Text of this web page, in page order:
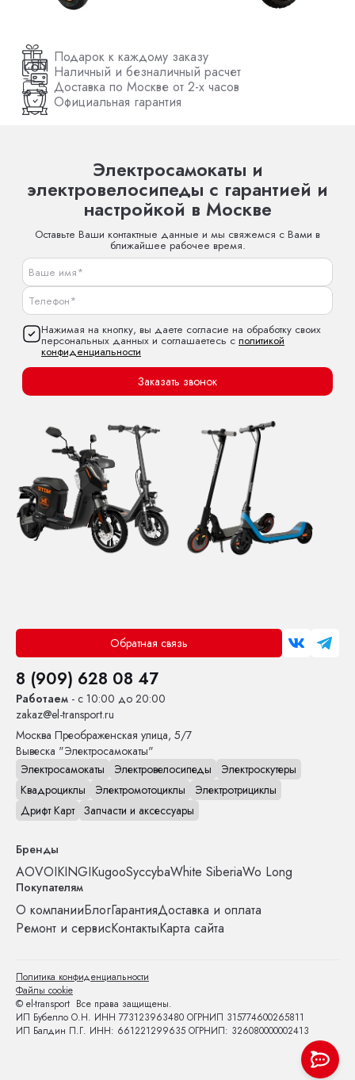
Подарок к каждому заказу
Наличный и безналичный расчет
Доставка по Москве от 2-х часов
Официальная гарантия
Электросамокаты и
электровелосипеды с гарантией и
настройкой в Москве
Оставьте Ваши контактные данные и мы свяжемся с Вами в
ближайшее рабочее время.
Нажимая на кнопку, вы даете согласие на обработку своих
персональных данных и соглашаетесь с политикой
конфиденциальности
Заказать звонок
Обратная связь
8 (909) 628 08 47
Работаем - с 10:00 до 20:00
zakaz@el-transport.ru
Москва Преображенская улица, 5/7
Вывеска "Электросамокаты"
Электросамокаты
Электровелосипеды
Электроскутеры
Квадроциклы
Электромотоциклы
Электротрициклы
Дрифт Карт Запчасти и аксессуары
Бренды
AOVOIKINGIKugooSyccybaWhite SiberiaWo Long
Покупателям
О компанииБлогГарантияДоставка и оплата
Ремонт и сервисКонтактыКарта сайта
© el-transport Все права защищены.
ИП Бубелло О.Н. ИНН 773123963480 ОГРНИП 315774600265811
ИП Балдин П.Г. ИНН: 661221299635 ОГРНИП: 326080000002413
Политика конфиденциальности
Файлы cookie